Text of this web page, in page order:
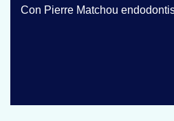
Con Pierre Matchou